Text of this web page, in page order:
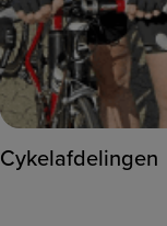
Cykelafdelingen